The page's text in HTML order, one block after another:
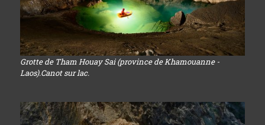
Grotte de Tham Houay Sai (province de Khamouanne -
Laos).Canot sur lac.